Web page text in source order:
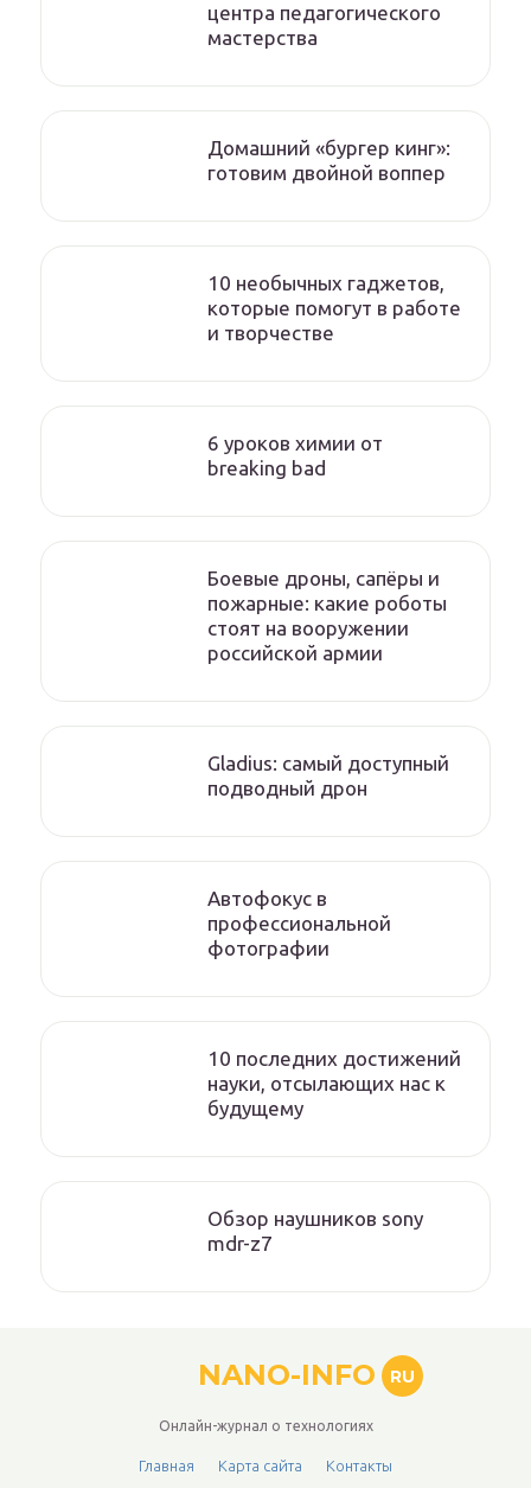
центра педагогического
мастерства
Домашний «бургер кинг»:
готовим двойной воппер
10 необычных гаджетов,
которые помогут в работе
и творчестве
6 уроков химии от
breaking bad
Боевые дроны, сапёры и
пожарные: какие роботы
стоят на вооружении
российской армии
Gladius: самый доступный
подводный дрон
Автофокус в
профессиональной
фотографии
10 последних достижений
науки, отсылающих нас к
будущему
Обзор наушников sony
mdr-z7
NANO-INFO RU
Онлайн-журнал о технологиях
Главная Карта сайта Контакты